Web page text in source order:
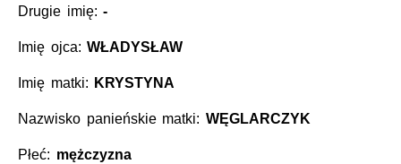
Drugie imię:-
Imię ojca:WŁADYSŁAW
Imię matki: KRYSTYNA
Nazwisko panieńskie matki: WĘGLARCZYK
Płeć: mężczyzna